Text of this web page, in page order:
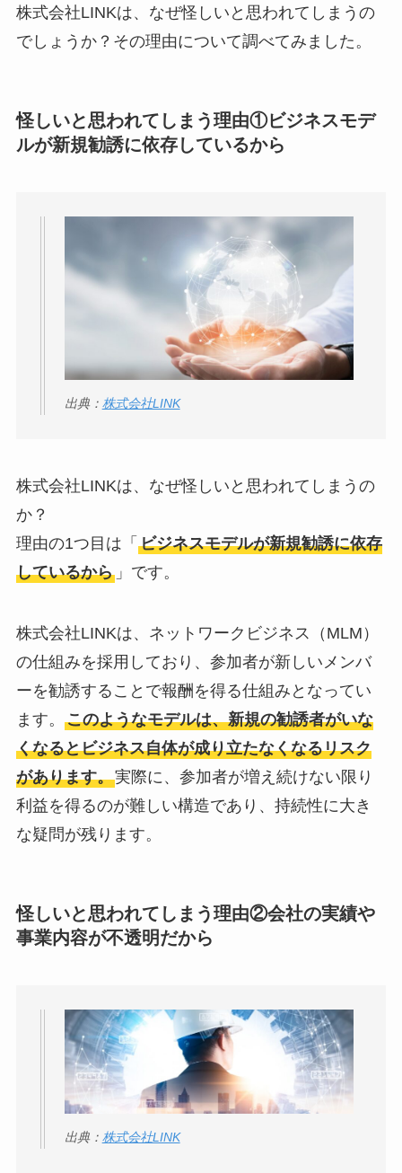
実際どう？
ミ・評価が正直ヤバ
いって本当？
は実際どう？
Temuは怪しい？口コ
ミ・評判が正直ヤバ
いって本当？
株式会社LINKは、なぜ怪しいと思われてしまうの
でしょうか？その理由について調べてみました。
怪しいと思われてしまう理由①ビジネスモデ
ルが新規勧誘に依存しているから
出典： 株式会社LINK
株式会社LINKは、なぜ怪しいと思われてしまうの
か？
理由の1つ目は「 ビジネスモデルが新規勧誘に依存
しているから」です。
株式会社LINKは、ネットワークビジネス（MLM）
の仕組みを採用しており、参加者が新しいメンバ
ーを勧誘することで報酬を得る仕組みとなってい
ます。 このようなモデルは、新規の勧誘者がいな
くなるとビジネス自体が成り立たなくなるリスク
があります。実際に、参加者が増え続けない限り
利益を得るのが難しい構造であり、持続性に大き
な疑問が残ります。
怪しいと思われてしまう理由②会社の実績や
事業内容が不透明だから
出典： 株式会社LINK